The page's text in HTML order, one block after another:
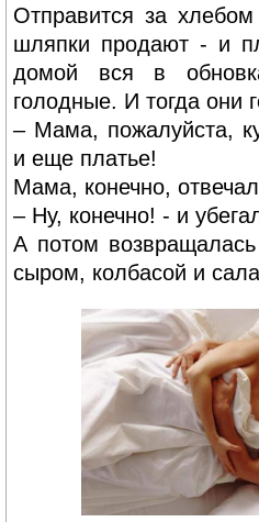
Отправится за
шляпки продают - и
домой вся в
голодные. И тогда они
– Мама, пожалуйста,
и еще платье!
Мама, конечно,
– Ну, конечно! - и
А потом
сыром, колбасой и